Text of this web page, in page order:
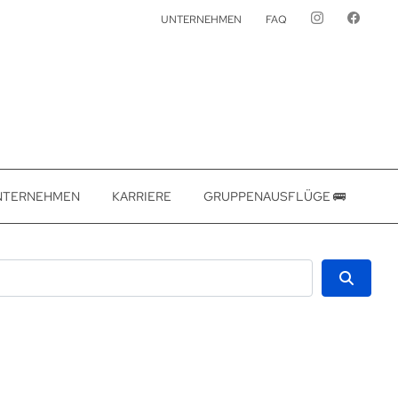
UNTERNEHMEN FAQ
KARRIERE GRUPPENAUSFLÜGE 🚌